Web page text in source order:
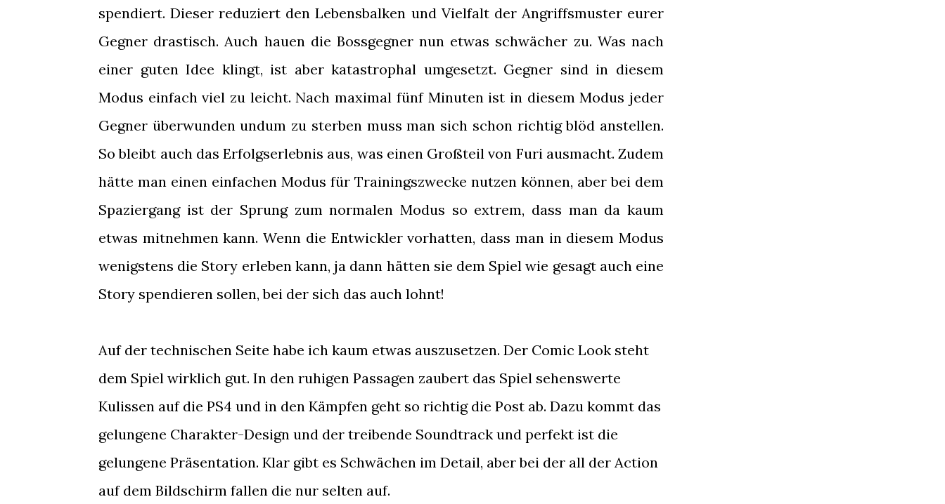
spendiert. Dieser reduziert den Lebensbalken und Vielfalt der Angriffsmuster eurer
Gegner drastisch. Auch hauen die Bossgegner nun etwas schwächer zu. Was nach
einer guten Idee klingt, ist aber katastrophal umgesetzt. Gegner sind in diesem
Modus einfach viel zu leicht. Nach maximal fünf Minuten ist in diesem Modus jeder
Gegner überwunden undum zu sterben muss man sich schon richtig blöd anstellen.
So bleibt auch das Erfolgserlebnis aus, was einen Großteil von Furi ausmacht. Zudem
hätte man einen einfachen Modus für Trainingszwecke nutzen können, aber bei dem
Spaziergang ist der Sprung zum normalen Modus so extrem, dass man da kaum
etwas mitnehmen kann. Wenn die Entwickler vorhatten, dass man in diesem Modus
wenigstens die Story erleben kann, ja dann hätten sie dem Spiel wie gesagt auch eine
Story spendieren sollen, bei der sich das auch lohnt!
Auf der technischen Seite habe ich kaum etwas auszusetzen. Der Comic Look steht
dem Spiel wirklich gut. In den ruhigen Passagen zaubert das Spiel sehenswerte
Kulissen auf die PS4 und in den Kämpfen geht so richtig die Post ab. Dazu kommt das
gelungene Charakter-Design und der treibende Soundtrack und perfekt ist die
gelungene Präsentation. Klar gibt es Schwächen im Detail, aber bei der all der Action
auf dem Bildschirm fallen die nur selten auf.